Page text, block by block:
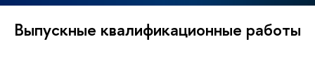
Выпускные квалификационные работы